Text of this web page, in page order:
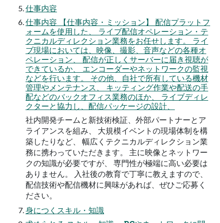
仕事内容
仕事内容 【仕事内容・ミッション】 配信プラットフ
ォームを使用した、 ライブ配信オペレーション・テ
クニカルディレクション業務をお任せします。 ライ
ブ現場においては、映像、撮影、音声などの各種オ
ペレーション、 配信が正しくサーバーに届き視聴が
できているか、 エンコーダーやネットワークの監視
などを行います。 その他、自社で所有している機材
管理やメンテナンス、 キッティング作業や配送の手
配などのバックオフィス業務のほか、 ライブディレ
クターと協力し、配信パッケージの設計、
社内開発チームと新技術検証、外部パートナーとア
ライアンスを組み、 大規模イベントの現場体制を構
築したりなど、 幅広くテクニカルディレクション業
務に携わっていただきます。 主に映像とネットワー
クの知識が必要ですが、 専門性が極端に高い必要は
ありません。 入社後の教育で丁寧に教えますので、
配信技術や配信機材に興味があれば、ぜひご応募く
ださい。
身につくスキル・知識